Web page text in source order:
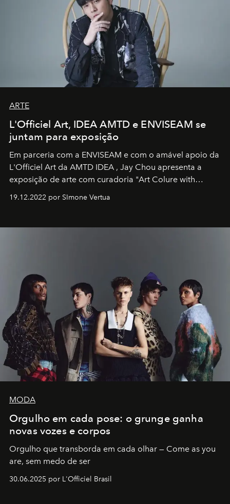
ARTE
L'Officiel Art, IDEA AMTD e ENVISEAM se
juntam para exposição
Em parceria com a ENVISEAM e com o amável apoio da
L'Officiel Art da AMTD IDEA , Jay Chou apresenta a
exposição de arte com curadoria "Art Colure with
19.12.2022 por SImone Vertua
MODA
Orgulho em cada pose: o grunge ganha
novas vozes e corpos
Orgulho que transborda em cada olhar — Come as you
are, sem medo de ser
30.06.2025 por L'Officiel Brasil